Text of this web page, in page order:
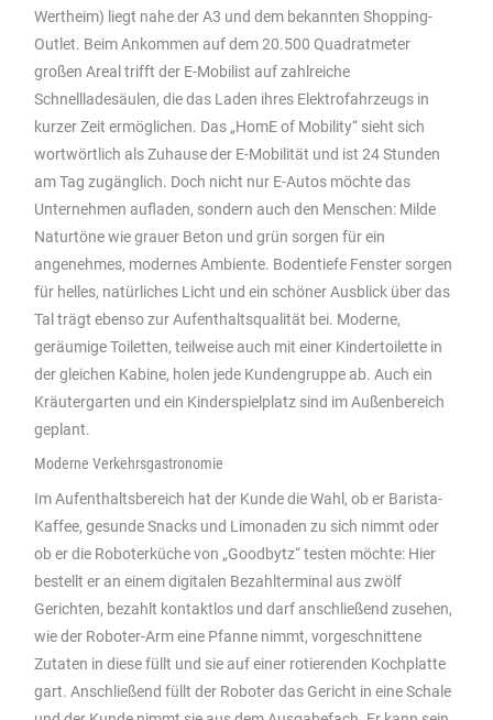
Wertheim) liegt nahe der A3 und dem bekannten Shopping-
Outlet. Beim Ankommen auf dem 20.500 Quadratmeter
großen Areal trifft der E-Mobilist auf zahlreiche
Schnellladesäulen, die das Laden ihres Elektrofahrzeugs in
kurzer Zeit ermöglichen. Das „HomE of Mobility“ sieht sich
wortwörtlich als Zuhause der E-Mobilität und ist 24 Stunden
am Tag zugänglich. Doch nicht nur E-Autos möchte das
Unternehmen aufladen, sondern auch den Menschen: Milde
Naturtöne wie grauer Beton und grün sorgen für ein
angenehmes, modernes Ambiente. Bodentiefe Fenster sorgen
für helles, natürliches Licht und ein schöner Ausblick über das
Tal trägt ebenso zur Aufenthaltsqualität bei. Moderne,
geräumige Toiletten, teilweise auch mit einer Kindertoilette in
der gleichen Kabine, holen jede Kundengruppe ab. Auch ein
Kräutergarten und ein Kinderspielplatz sind im Außenbereich
geplant.
Moderne Verkehrsgastronomie
Im Aufenthaltsbereich hat der Kunde die Wahl, ob er Barista-
Kaffee, gesunde Snacks und Limonaden zu sich nimmt oder
ob er die Roboterküche von „Goodbytz“ testen möchte: Hier
bestellt er an einem digitalen Bezahlterminal aus zwölf
Gerichten, bezahlt kontaktlos und darf anschließend zusehen,
wie der Roboter-Arm eine Pfanne nimmt, vorgeschnittene
Zutaten in diese füllt und sie auf einer rotierenden Kochplatte
gart. Anschließend füllt der Roboter das Gericht in eine Schale